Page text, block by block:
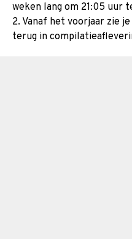
weken lang om 21:05 uur
2. Vanaf het voorjaar zie
terug in